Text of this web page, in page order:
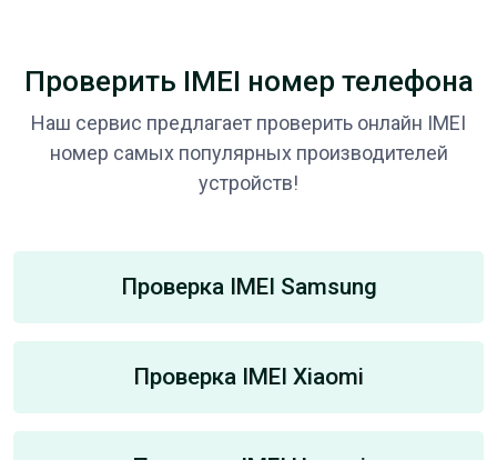
Проверить IMEI номер телефона
Наш сервис предлагает проверить онлайн IMEI
номер самых популярных производителей
устройств!
Проверка IMEI Samsung
Проверка IMEI Xiaomi